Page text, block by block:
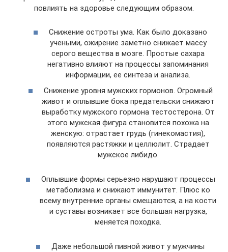
повлиять на здоровье следующим образом.
Снижение остроты ума. Как было доказано
учеными, ожирение заметно снижает массу
серого вещества в мозге. Простые сахара
негативно влияют на процессы запоминания
информации, ее синтеза и анализа.
Снижение уровня мужских гормонов. Огромный
живот и оплывшие бока предательски снижают
выработку мужского гормона тестостерона. От
этого мужская фигура становится похожа на
женскую: отрастает грудь (гинекомастия),
появляются растяжки и целлюлит. Страдает
мужское либидо.
Оплывшие формы серьезно нарушают процессы
метаболизма и снижают иммунитет. Плюс ко
всему внутренние органы смещаются, а на кости
и суставы возникает все большая нагрузка,
меняется походка.
Даже небольшой пивной живот у мужчины